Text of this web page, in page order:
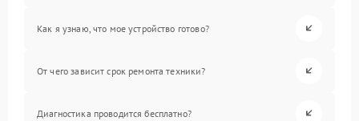
Как я узнаю, что мое устройство готово?
От чего зависит срок ремонта техники?
Диагностика проводится бесплатно?